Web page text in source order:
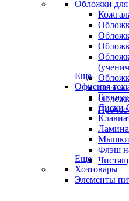
Обложки для
Еще
Офисная
Диски
Мышки
Флэш
Еще
Хозтовары
Элементы